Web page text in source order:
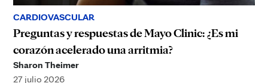
CARDIOVASCULAR
Preguntas y respuestas de Mayo Clinic: ¿Es mi
corazón acelerado una arritmia?
Sharon Theimer
27 julio 2026